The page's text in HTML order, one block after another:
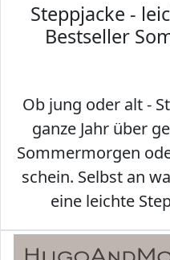
Steppjacke -
Bestseller
Ob jung oder alt -
ganze Jahr über
Sommermorgen
schein. Selbst an
eine leichte